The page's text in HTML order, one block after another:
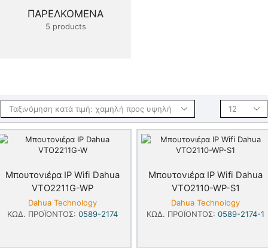
ΠΑΡΕΛΚΌΜΕΝΑ
5 products
Μπουτονιέρα IP Wifi Dahua
VTO2211G-WP
Dahua Technology
ΚΩΔ. ΠΡΟΪΌΝΤΟΣ: 0589-2174
Μπουτονιέρα IP Wifi Dahua
VTO2110-WP-S1
Dahua Technology
ΚΩΔ. ΠΡΟΪΌΝΤΟΣ: 0589-2174-1